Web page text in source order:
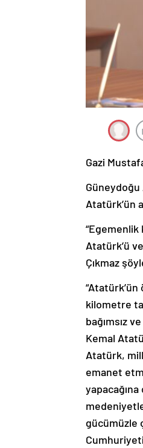
Gazi
Güneydoğu
Atatürk’ün
“Egemenlik
Atatürk’ü
Çıkmaz
kilometre
bağımsız
Kemal
Atatürk,
emanet
gücümüzle